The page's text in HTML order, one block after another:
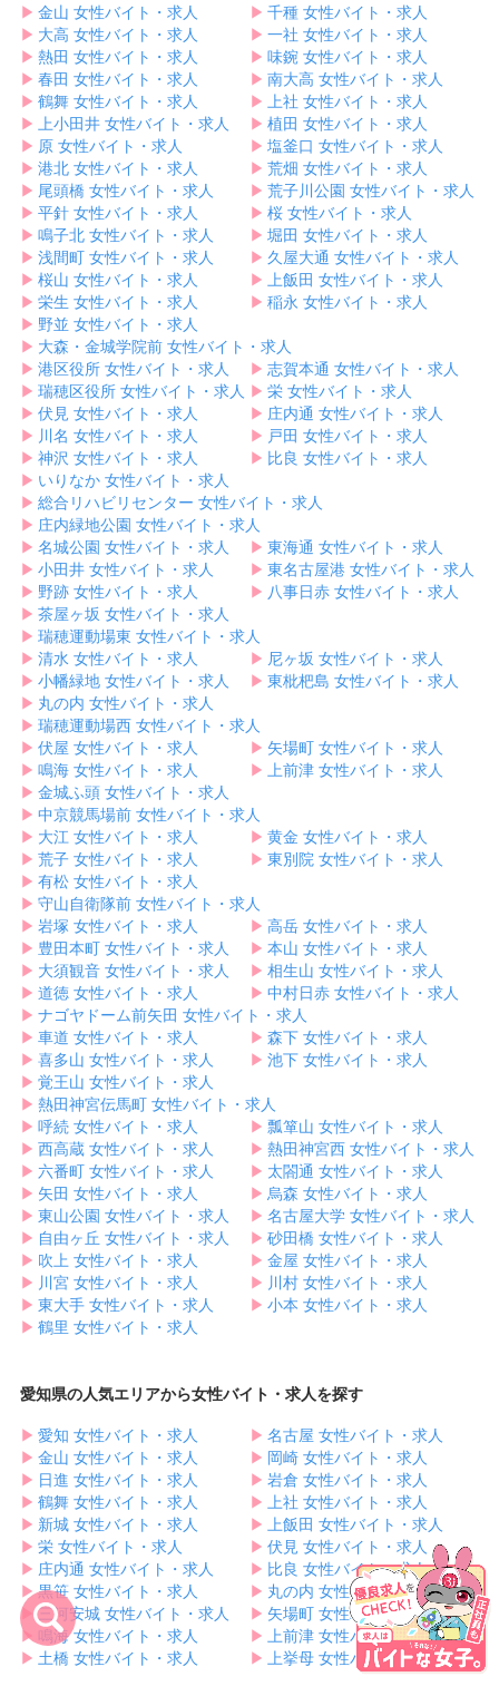
▶︎ 金山 女性バイト・求人 ▶︎ 千種 女性バイト・求人
▶︎ 大高 女性バイト・求人 ▶︎ 一社 女性バイト・求人
▶︎ 熱田 女性バイト・求人 ▶︎ 味鋺 女性バイト・求人
▶︎ 春田 女性バイト・求人 ▶︎ 南大高 女性バイト・求人
▶︎ 鶴舞 女性バイト・求人 ▶︎ 上社 女性バイト・求人
▶︎ 上小田井 女性バイト・求人 ▶︎ 植田 女性バイト・求人
▶︎ 原 女性バイト・求人 ▶︎ 塩釜口 女性バイト・求人
▶︎ 港北 女性バイト・求人 ▶︎ 荒畑 女性バイト・求人
▶︎ 尾頭橋 女性バイト・求人 ▶︎ 荒子川公園 女性バイト・求人
▶︎ 平針 女性バイト・求人 ▶︎ 桜 女性バイト・求人
▶︎ 鳴子北 女性バイト・求人 ▶︎ 堀田 女性バイト・求人
▶︎ 浅間町 女性バイト・求人 ▶︎ 久屋大通 女性バイト・求人
▶︎ 桜山 女性バイト・求人 ▶︎ 上飯田 女性バイト・求人
▶︎ 栄生 女性バイト・求人 ▶︎ 稲永 女性バイト・求人
▶︎ 野並 女性バイト・求人
▶︎ 大森・金城学院前 女性バイト・求人
▶︎ 港区役所 女性バイト・求人 ▶︎ 志賀本通 女性バイト・求人
▶︎ 瑞穂区役所 女性バイト・求人 ▶︎ 栄 女性バイト・求人
▶︎ 伏見 女性バイト・求人 ▶︎ 庄内通 女性バイト・求人
▶︎ 川名 女性バイト・求人 ▶︎ 戸田 女性バイト・求人
▶︎ 神沢 女性バイト・求人 ▶︎ 比良 女性バイト・求人
▶︎ いりなか 女性バイト・求人
▶︎ 総合リハビリセンター 女性バイト・求人
▶︎ 庄内緑地公園 女性バイト・求人
▶︎ 名城公園 女性バイト・求人 ▶︎ 東海通 女性バイト・求人
▶︎ 小田井 女性バイト・求人 ▶︎ 東名古屋港 女性バイト・求人
▶︎ 野跡 女性バイト・求人 ▶︎ 八事日赤 女性バイト・求人
▶︎ 茶屋ヶ坂 女性バイト・求人
▶︎ 瑞穂運動場東 女性バイト・求人
▶︎ 清水 女性バイト・求人 ▶︎ 尼ヶ坂 女性バイト・求人
▶︎ 小幡緑地 女性バイト・求人 ▶︎ 東枇杷島 女性バイト・求人
▶︎ 丸の内 女性バイト・求人
▶︎ 瑞穂運動場西 女性バイト・求人
▶︎ 伏屋 女性バイト・求人 ▶︎ 矢場町 女性バイト・求人
▶︎ 鳴海 女性バイト・求人 ▶︎ 上前津 女性バイト・求人
▶︎ 金城ふ頭 女性バイト・求人
▶︎ 中京競馬場前 女性バイト・求人
▶︎ 大江 女性バイト・求人 ▶︎ 黄金 女性バイト・求人
▶︎ 荒子 女性バイト・求人 ▶︎ 東別院 女性バイト・求人
▶︎ 有松 女性バイト・求人
▶︎ 守山自衛隊前 女性バイト・求人
▶︎ 岩塚 女性バイト・求人 ▶︎ 高岳 女性バイト・求人
▶︎ 豊田本町 女性バイト・求人 ▶︎ 本山 女性バイト・求人
▶︎ 大須観音 女性バイト・求人 ▶︎ 相生山 女性バイト・求人
▶︎ 道徳 女性バイト・求人 ▶︎ 中村日赤 女性バイト・求人
▶︎ ナゴヤドーム前矢田 女性バイト・求人
▶︎ 車道 女性バイト・求人 ▶︎ 森下 女性バイト・求人
▶︎ 喜多山 女性バイト・求人 ▶︎ 池下 女性バイト・求人
▶︎ 覚王山 女性バイト・求人
▶︎ 熱田神宮伝馬町 女性バイト・求人
▶︎ 呼続 女性バイト・求人 ▶︎ 瓢箪山 女性バイト・求人
▶︎ 西高蔵 女性バイト・求人 ▶︎ 熱田神宮西 女性バイト・求人
▶︎ 六番町 女性バイト・求人 ▶︎ 太閤通 女性バイト・求人
▶︎ 矢田 女性バイト・求人 ▶︎ 烏森 女性バイト・求人
▶︎ 東山公園 女性バイト・求人 ▶︎ 名古屋大学 女性バイト・求人
▶︎ 自由ヶ丘 女性バイト・求人 ▶︎ 砂田橋 女性バイト・求人
▶︎ 吹上 女性バイト・求人 ▶︎ 金屋 女性バイト・求人
▶︎ 川宮 女性バイト・求人 ▶︎ 川村 女性バイト・求人
▶︎ 東大手 女性バイト・求人 ▶︎ 小本 女性バイト・求人
▶︎ 鶴里 女性バイト・求人
愛知県の人気エリアから女性バイト・求人を探す
▶︎ 愛知 女性バイト・求人 ▶︎ 名古屋 女性バイト・求人
▶︎ 金山 女性バイト・求人 ▶︎ 岡崎 女性バイト・求人
▶︎ 日進 女性バイト・求人 ▶︎ 岩倉 女性バイト・求人
▶︎ 鶴舞 女性バイト・求人 ▶︎ 上社 女性バイト・求人
▶︎ 新城 女性バイト・求人 ▶︎ 上飯田 女性バイト・求人
▶︎ 栄 女性バイト・求人 ▶︎ 伏見 女性バイト・求人
▶︎ 庄内通 女性バイト・求人 ▶︎ 比良 女性バイト・求人
▶︎黒笹 女性バイト・求人 ▶︎ 丸の内 女性バイト・求人
▶︎三河安城 女性バイト・求人 ▶︎ 矢場町 女性バイト・求人
▶︎ 鳴海 女性バイト・求人 ▶︎ 上前津 女性バイト・求人
▶︎ 土橋 女性バイト・求人 ▶︎ 上挙母 女性バイト・求人